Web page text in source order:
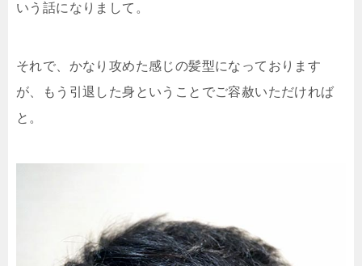
いう話になりまして。
それで、かなり攻めた感じの髪型になっております
が、もう引退した身ということでご容赦いただければ
と。